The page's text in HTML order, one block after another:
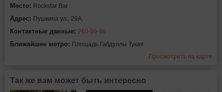
Место: Rockstar Bar
Адрес: Пушкина ул., 29А,
Контактные данные: 260-99-66
Ближайшее метро: Площадь Габдуллы Тукая
Просмотреть на карте
Так же вам может быть интересно